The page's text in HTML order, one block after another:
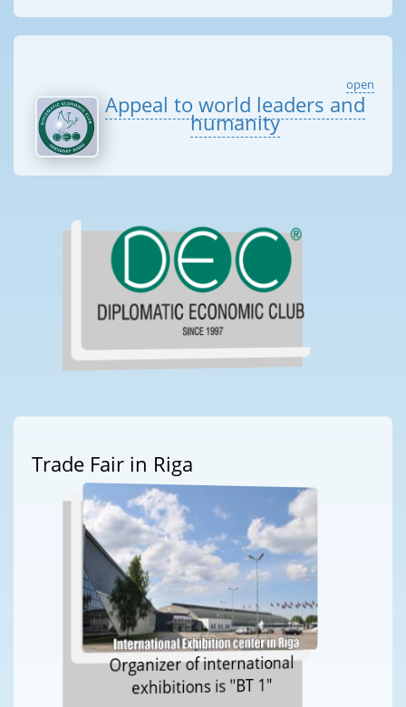
open
Appeal to world leaders and
humanity
Trade Fair in Riga
Organizer of international
exhibitions is "BT 1"